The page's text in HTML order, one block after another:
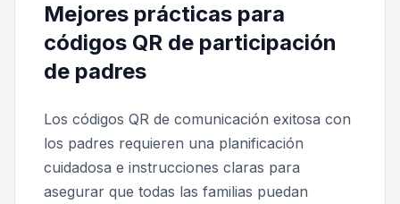
Mejores prácticas para
códigos QR de participación
de padres
Los códigos QR de comunicación exitosa con
los padres requieren una planificación
cuidadosa e instrucciones claras para
asegurar que todas las familias puedan